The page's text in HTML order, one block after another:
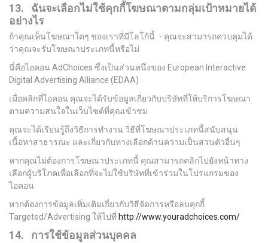
13. ฉันจะเลือกไม่ใช้คุกกี้โฆษณาตามกลุ่มเป้าหมายได้
อย่างไร
ถ้าคุณเห็นโฆษณาใดๆ ของเราที่มีโลโก้นี้ - คุณจะสามารถควบคุมได้
ว่าคุณจะรับโฆษณาประเภทนี้หรือไม่
นี่คือไอคอน AdChoices ซึ่งเป็นส่วนหนึ่งของ European Interactive
Digital Advertising Alliance (EDAA)
เมื่อคลิกที่ไอคอน คุณจะได้รับข้อมูลเกี่ยวกับบริษัทที่ให้บริการโฆษณา
ตามความสนใจในเว็บไซต์ที่คุณเข้าชม
คุณจะได้เรียนรู้ถึงวิธีการทำงาน วิธีที่โฆษณาประเภทนี้สนับสนุน
เนื้อหาสาธารณะ และเกี่ยวกับทางเลือกด้านความเป็นส่วนตัวอื่นๆ
หากคุณไม่ต้องการโฆษณาประเภทนี้ คุณสามารถคลิกไปยังหน้าทาง
เลือกผู้บริโภคเพื่อเลือกที่จะไม่ใช้บริษัทที่เข้าร่วมในโปรแกรมของ
ไอคอน
หากต้องการข้อมูลเพิ่มเติมเกี่ยวกับวิธีจัดการหรือลบคุกกี้
Targeted/Advertising ให้ไปที่http://www.youradchoices.com/
14. การใช้ข้อมูลส่วนบุคคล